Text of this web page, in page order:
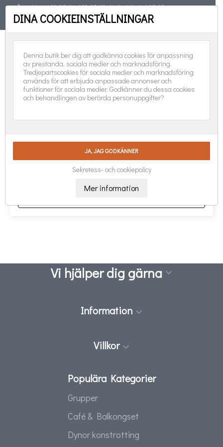
Öppet torsd 11-19, fred 11-18, lörd, sönd, helgd 10-16
TELEFON 08-551 501 31 FÖLJ OSS:
Lista på produkter från leverantör
Fashion Supplier
Sök igen
Vi hjälper dig gärna 
Information 
Villkor 
Populära Kategorier
Grupper
Café & Balkongset
Dynor konstrotting
DINA COOKIEINSTÄLLNINGAR
Denna butik ber dig att godkänna cookies för anpassning
av prestanda, sociala medier och marknadsföring.
Tredjepartscookies för sociala medier och marknadsföring
används för att erbjuda anpassade annonser och
funktioner för sociala medier. Godkänner du dessa cookies
och behandlingen av berörda personuppgifter?
Sekretess- och cookiepolicy